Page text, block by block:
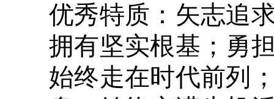
优秀特质：矢志追
拥有坚实根基；勇
始终走在时代前列